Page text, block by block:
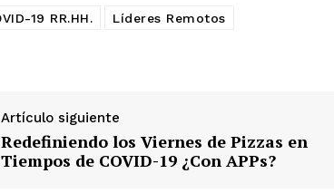
19 RR.HH.
Líderes Remotos
Artículo siguiente
Redefiniendo los Viernes de Pizzas en
Tiempos de COVID-19 ¿Con APPs?